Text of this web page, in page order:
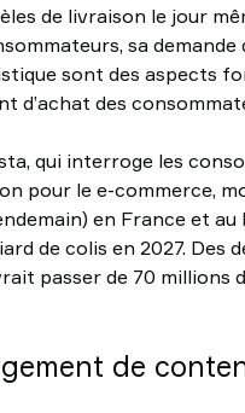
de livraison le jour
sa
sont des aspects
d’achat des
qui interroge les
pour le e-commerce,
en France et
de colis en 2027. Des
passer de 70 millions
de